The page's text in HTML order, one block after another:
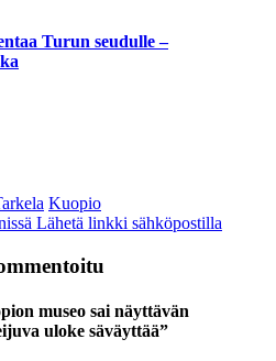
Turun seudulle –
Kuopio
Lähetä linkki sähköpostilla
museo sai näyttävän
uloke säväyttää”